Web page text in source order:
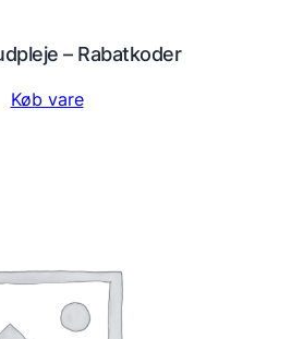
– Rabatkoder
Køb vare